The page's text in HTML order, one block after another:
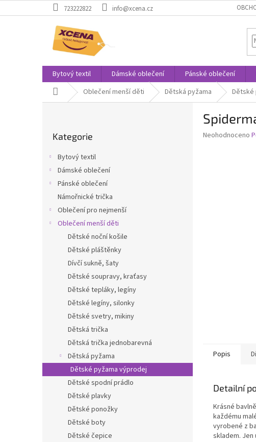
na
723222822 info@xcena.cz
Bytový textil Dámské oblečení Pánské oblečení
Domů Oblečení menší děti Dětská pyžama Dětské
kategorie
Kategorie
Bytový textil
Dámské oblečení
Pánské oblečení
Námořnické trička
Oblečení pro nejmenší
Oblečení menší děti
Dětské noční košile
Dětské pláštěnky
Dívčí sukně, šaty
Dětské soupravy, kraťasy
Dětské tepláky, legíny
Dětské legíny, silonky
Dětské svetry, mikiny
Dětská trička
Dětská trička jednobarevná
Dětská pyžama
Dětské pyžama výprodej
Dětské spodní prádlo
Dětské plavky
Dětské ponožky
Dětské boty
Dětské čepice
Průměrné
Neohodnoceno
Popis
Detailní
Krásné
každému
vyrobené z
skladem. Jen